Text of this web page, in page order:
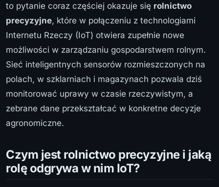
to pytanie coraz częściej okazuje się rolnictwo
precyzyjne, które w połączeniu z technologiami
Internetu Rzeczy (IoT) otwiera zupełnie nowe
możliwości w zarządzaniu gospodarstwem rolnym.
Sieć inteligentnych sensorów rozmieszczonych na
polach, w szklarniach i magazynach pozwala dziś
monitorować uprawy w czasie rzeczywistym, a
zebrane dane przekształcać w konkretne decyzje
agronomiczne.
Czym jest rolnictwo precyzyjne i jaką
rolę odgrywa w nim IoT?